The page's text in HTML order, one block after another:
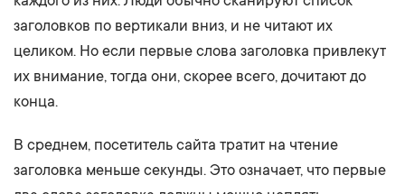
заголовков по вертикали вниз, и не читают их
целиком. Но если первые слова заголовка привлекут
их внимание, тогда они, скорее всего, дочитают до
конца.
В среднем, посетитель сайта тратит на чтение
заголовка меньше секунды. Это означает, что первые